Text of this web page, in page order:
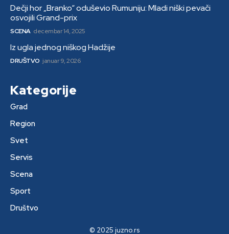
Dečji hor „Branko“ oduševio Rumuniju: Mladi niški pevači
osvojili Grand-prix
SCENA decembar 14, 2025
Iz ugla jednog niškog Hadžije
DRUŠTVO januar 9, 2026
Kategorije
Grad
Region
Svet
Servis
Scena
Sport
Društvo
© 2025 juzno.rs